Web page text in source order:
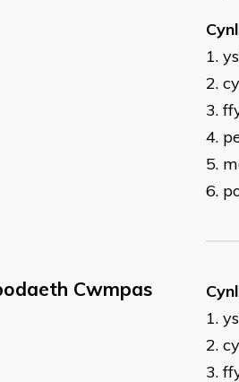
1.
2.
3.
4.
5.
6.
Cwmpas
1.
2.
3.